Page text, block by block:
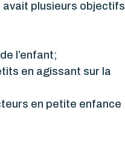
avait plusieurs objectifs
l’enfant;
en agissant sur la
en petite enfance